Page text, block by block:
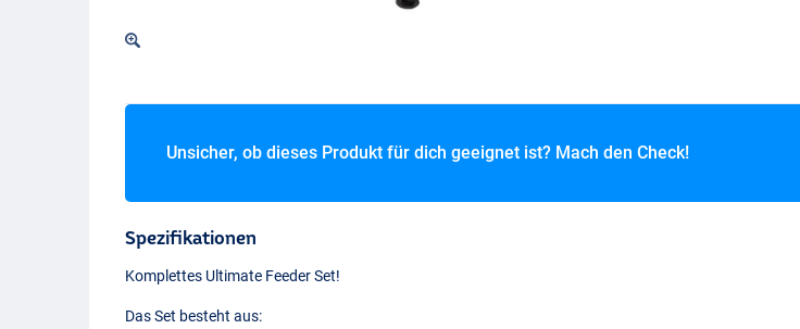
Unsicher, ob dieses Produkt für dich geeignet ist? Mach den Check!
Spezifikationen
Komplettes Ultimate Feeder Set!
Das Set besteht aus: